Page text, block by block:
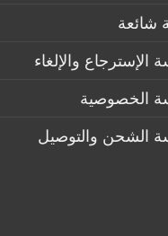
شائعة
الإسترجاع والإلغاء
الخصوصية
الشحن والتوصيل